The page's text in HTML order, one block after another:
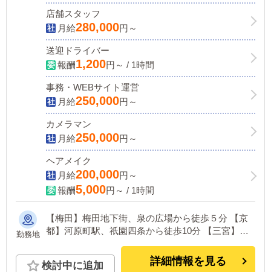
店舗スタッフ
月給280,000円～
送迎ドライバー
報酬1,200円～ / 1時間
事務・WEBサイト運営
月給250,000円～
カメラマン
月給250,000円～
ヘアメイク
月給200,000円～
報酬5,000円～ / 1時間
勤務地
【梅田】梅田地下街、泉の広場から徒歩５分 【京
都】河原町駅、祇園四条から徒歩10分 【三宮】各
線三ノ宮駅から徒歩10分
検討中に追加 詳細情報を見る